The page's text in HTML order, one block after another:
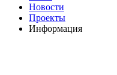
Новости
Проекты
Информация